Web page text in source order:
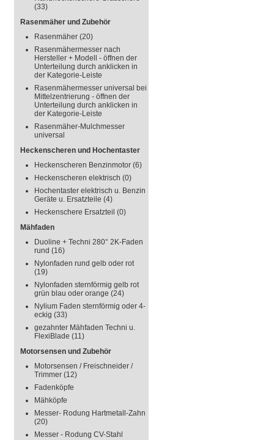
(33)
Rasenmäher und Zubehör
Rasenmäher (20)
Rasenmähermesser nach
Hersteller + Modell - öffnen der
Unterteilung durch anklicken in
der Kategorie-Leiste
Rasenmähermesser universal bei
Mittelzentrierung - öffnen der
Unterteilung durch anklicken in
der Kategorie-Leiste
Rasenmäher-Mulchmesser
universal
Heckenscheren und Hochentaster
Heckenscheren Benzinmotor (6)
Heckenscheren elektrisch (0)
Hochentaster elektrisch u. Benzin
Geräte u. Ersatzteile (4)
Heckenschere Ersatzteil (0)
Mähfaden
Duoline + Techni 280° 2K-Faden
rund (16)
Nylonfaden rund gelb oder rot
(19)
Nylonfaden sternförmig gelb rot
grün blau oder orange (24)
Nylium Faden sternförmig oder 4-
eckig (33)
gezahnter Mähfaden Techni u.
FlexiBlade (11)
Motorsensen und Zubehör
Motorsensen / Freischneider /
Trimmer (12)
Fadenköpfe
Mähköpfe
Messer- Rodung Hartmetall-Zahn
(20)
Messer - Rodung CV-Stahl